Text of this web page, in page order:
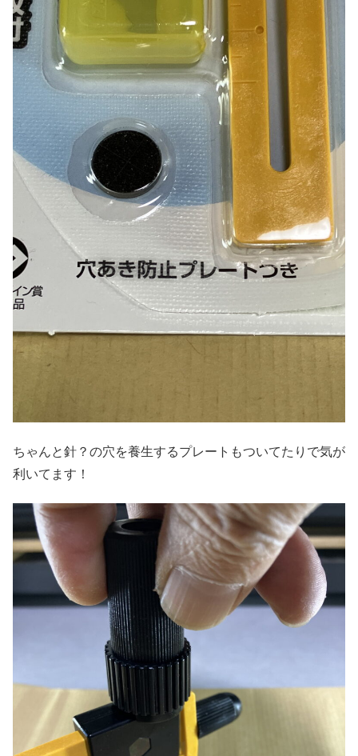
ちゃんと針？の穴を養生するプレートもついてたりで気が
利いてます！